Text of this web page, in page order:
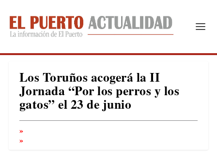
Los Toruños acogerá la II
Jornada “Por los perros y los
gatos” el 23 de junio